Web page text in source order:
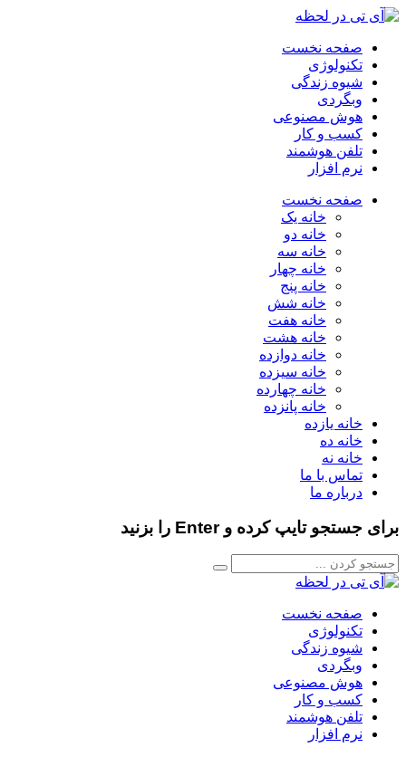
صفحه نخست
تکنولوژی
شیوه زندگی
وبگردی
هوش مصنوعی
کسب و کار
تلفن هوشمند
نرم افزار
صفحه نخست
خانه یک
خانه دو
خانه سه
خانه چهار
خانه پنج
خانه شش
خانه هفت
خانه هشت
خانه دوازده
خانه سیزده
خانه چهارده
خانه پانزده
خانه یازده
خانه ده
خانه نه
تماس با ما
درباره ما
برای جستجو تایپ کرده و Enter را بزنید
صفحه نخست
تکنولوژی
شیوه زندگی
وبگردی
هوش مصنوعی
کسب و کار
تلفن هوشمند
نرم افزار